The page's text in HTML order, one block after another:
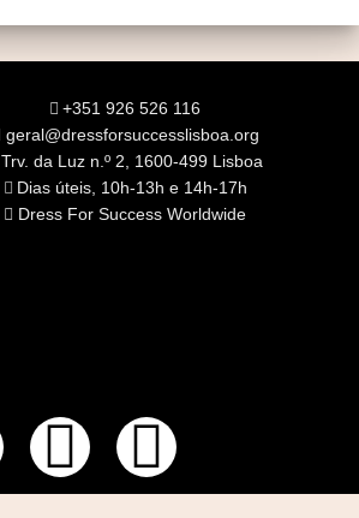
+351 926 526 116
geral@dressforsuccesslisboa.org
Trv. da Luz n.º 2, 1600-499 Lisboa
Dias úteis, 10h-13h e 14h-17h
Dress For Success Worldwide